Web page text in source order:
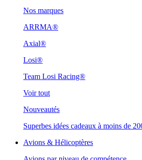
Nos marques
ARRMA®
Axial®
Losi®
Team Losi Racing®
Voir tout
Nouveautés
Superbes idées cadeaux à moins de
Avions & Hélicoptères